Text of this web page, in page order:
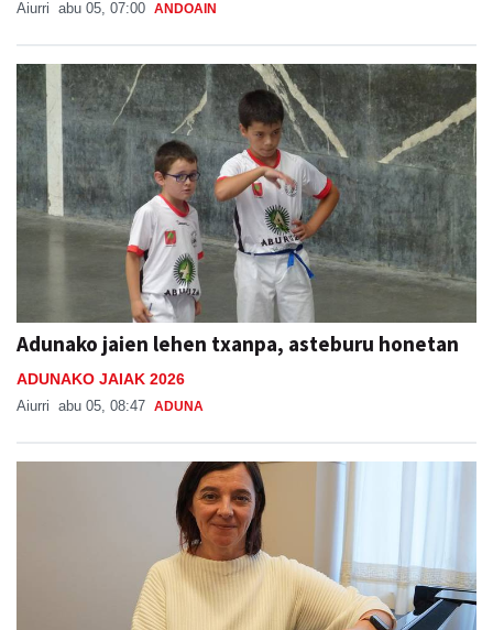
Aiurri abu 05, 07:00 ANDOAIN
Adunako jaien lehen txanpa, asteburu honetan
ADUNAKO JAIAK 2026
Aiurri abu 05, 08:47 ADUNA